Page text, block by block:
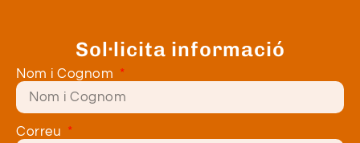
Sol·licita informació
Nom i Cognom
Correu